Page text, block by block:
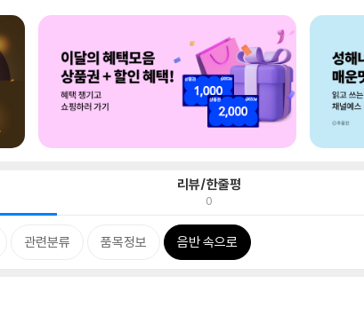
리뷰/한줄평
0
관련분류 품목정보 음반 속으로